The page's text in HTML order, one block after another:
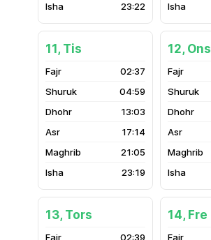
23:22
11, Tis
02:37
04:59
13:03
17:14
21:05
23:19
12, Ons
13, Tors
02:39
14, Fre